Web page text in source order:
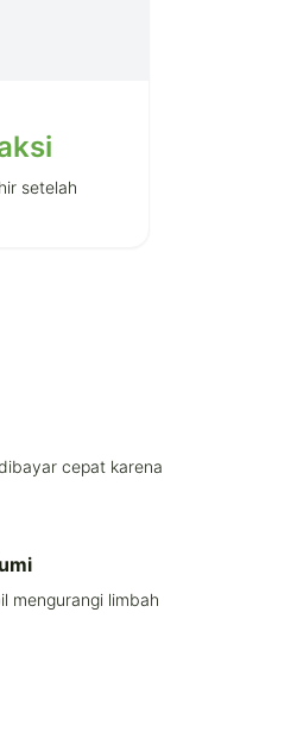
setelah
cepat karena
mengurangi limbah